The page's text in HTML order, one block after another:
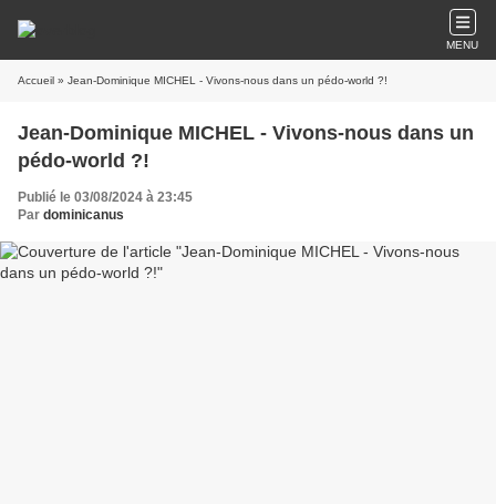
MENU
Accueil » Jean-Dominique MICHEL - Vivons-nous dans un pédo-world ?!
Jean-Dominique MICHEL - Vivons-nous dans un
pédo-world ?!
Publié le 03/08/2024 à 23:45
Par dominicanus